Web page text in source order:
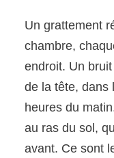
Un grattement
chambre,
endroit. Un
de la tête, dans
heures du
au ras du sol,
avant. Ce sont